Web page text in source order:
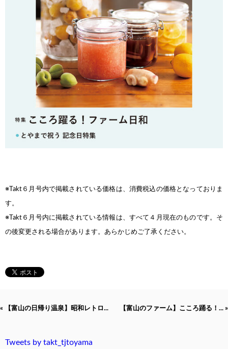
※Takt６月号内で掲載されている価格は、消費税込の価格となっておりま
す。
※Takt６月号内に掲載されている情報は、すべて４月現在のものです。そ
の後変更される場合があります。あらかじめご了承ください。
« 【富山の日帰り温泉】昭和レトロ... 【富山のファーム】こころ踊る！... »
Tweets by takt_tjtoyama